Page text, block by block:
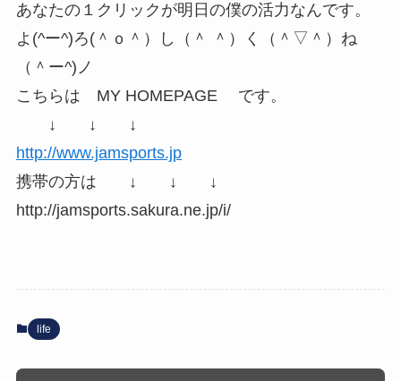
あなたの１クリックが明日の僕の活力なんです。
よ(^ー^)ろ(＾ｏ＾）し（＾ ＾）く（＾▽＾）ね
（＾ー^)ノ
こちらは MY HOMEPAGE です。
↓ ↓ ↓
http://www.jamsports.jp
携帯の方は ↓ ↓ ↓
http://jamsports.sakura.ne.jp/i/
life